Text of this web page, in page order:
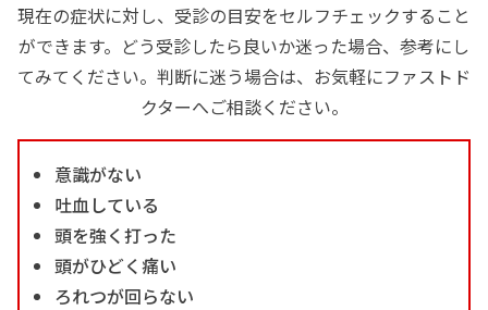
現在の症状に対し、受診の目安をセルフチェックすること
ができます。どう受診したら良いか迷った場合、参考にし
てみてください。判断に迷う場合は、お気軽にファストド
クターへご相談ください。
意識がない
吐血している
頭を強く打った
頭がひどく痛い
ろれつが回らない